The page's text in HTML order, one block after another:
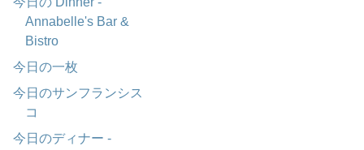
Annabelle's Bar &
Bistro
今日の一枚
今日のサンフランシス
コ
今日のディナー -